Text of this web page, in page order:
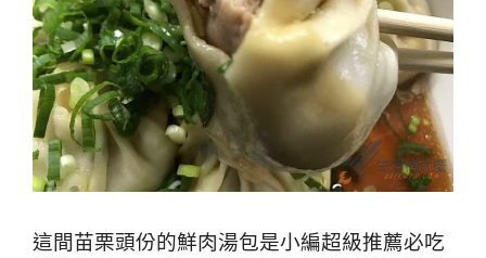
這間苗栗頭份的鮮肉湯包是小編超級推薦必吃